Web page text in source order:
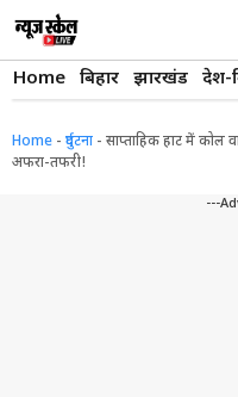
content
Home बिहार झारखंड देश-
Home - दुर्घटना - साप्ताहिक हाट में कोल
अफरा-तफरी!
---